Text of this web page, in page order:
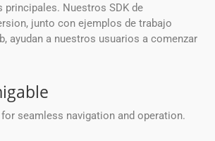
Nuestros SDK de
junto con ejemplos de trabajo
ayudan a nuestros usuarios a comenzar
seamless navigation and operation.